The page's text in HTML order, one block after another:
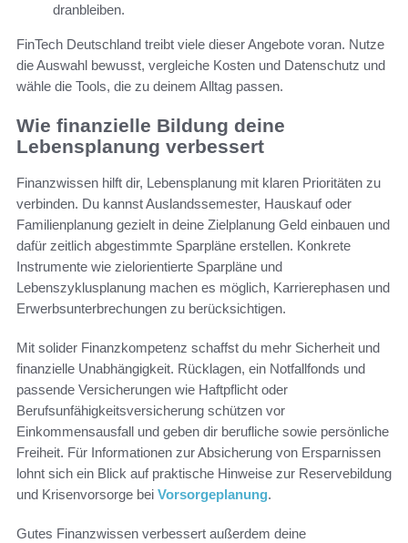
dranbleiben.
FinTech Deutschland treibt viele dieser Angebote voran. Nutze
die Auswahl bewusst, vergleiche Kosten und Datenschutz und
wähle die Tools, die zu deinem Alltag passen.
Wie finanzielle Bildung deine
Lebensplanung verbessert
Finanzwissen hilft dir, Lebensplanung mit klaren Prioritäten zu
verbinden. Du kannst Auslandssemester, Hauskauf oder
Familienplanung gezielt in deine Zielplanung Geld einbauen und
dafür zeitlich abgestimmte Sparpläne erstellen. Konkrete
Instrumente wie zielorientierte Sparpläne und
Lebenszyklusplanung machen es möglich, Karrierephasen und
Erwerbsunterbrechungen zu berücksichtigen.
Mit solider Finanzkompetenz schaffst du mehr Sicherheit und
finanzielle Unabhängigkeit. Rücklagen, ein Notfallfonds und
passende Versicherungen wie Haftpflicht oder
Berufsunfähigkeitsversicherung schützen vor
Einkommensausfall und geben dir berufliche sowie persönliche
Freiheit. Für Informationen zur Absicherung von Ersparnissen
lohnt sich ein Blick auf praktische Hinweise zur Reservebildung
und Krisenvorsorge bei Vorsorgeplanung.
Gutes Finanzwissen verbessert außerdem deine